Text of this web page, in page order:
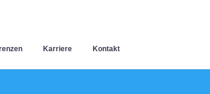
Karriere Kontakt